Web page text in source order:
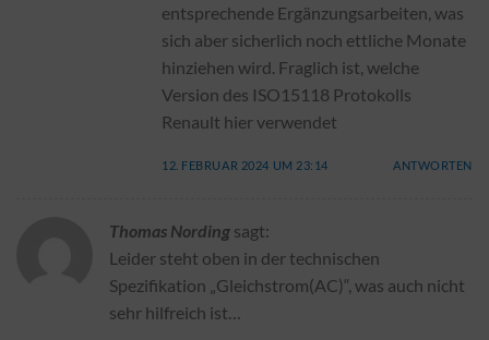
entsprechende Ergänzungsarbeiten, was
sich aber sicherlich noch ettliche Monate
hinziehen wird. Fraglich ist, welche
Version des ISO15118 Protokolls
Renault hier verwendet
12. FEBRUAR 2024 UM 23:14 ANTWORTEN
Thomas Nording sagt:
Leider steht oben in der technischen
Spezifikation „Gleichstrom(AC)“, was auch nicht
sehr hilfreich ist…